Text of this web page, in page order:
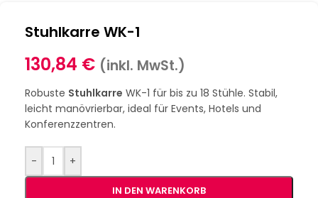
Stuhlkarre WK-1
130,84 € (inkl. MwSt.)
Robuste Stuhlkarre WK-1 für bis zu 18 Stühle. Stabil,
leicht manövrierbar, ideal für Events, Hotels und
Konferenzzentren.
- +
IN DEN WARENKORB